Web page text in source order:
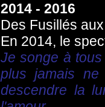
2014 - 2016
Des Fusillés
En 2014, le
Je songe à
plus jamais
descendre la